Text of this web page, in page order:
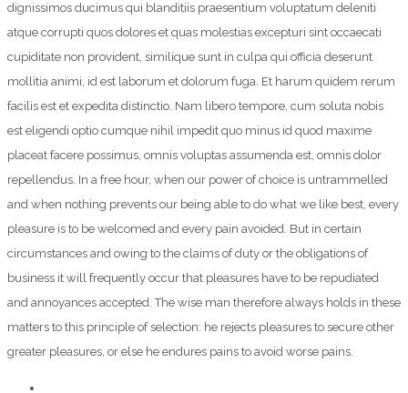
dignissimos ducimus qui blanditiis praesentium voluptatum deleniti
atque corrupti quos dolores et quas molestias excepturi sint occaecati
cupiditate non provident, similique sunt in culpa qui officia deserunt
mollitia animi, id est laborum et dolorum fuga. Et harum quidem rerum
facilis est et expedita distinctio. Nam libero tempore, cum soluta nobis
est eligendi optio cumque nihil impedit quo minus id quod maxime
placeat facere possimus, omnis voluptas assumenda est, omnis dolor
repellendus. In a free hour, when our power of choice is untrammelled
and when nothing prevents our being able to do what we like best, every
pleasure is to be welcomed and every pain avoided. But in certain
circumstances and owing to the claims of duty or the obligations of
business it will frequently occur that pleasures have to be repudiated
and annoyances accepted. The wise man therefore always holds in these
matters to this principle of selection: he rejects pleasures to secure other
greater pleasures, or else he endures pains to avoid worse pains.